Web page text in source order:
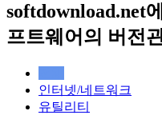
softdownload.net
프트웨어의 버전
인터넷/네트워크
유틸리티